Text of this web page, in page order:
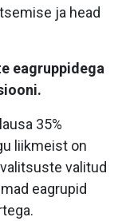
ja head
eagruppidega
35%
liikmeist on
valitud
eagrupid